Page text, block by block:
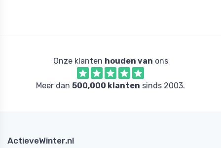
Onze klanten houden van ons
Meer dan 500,000 klanten sinds 2003.
ActieveWinter.nl